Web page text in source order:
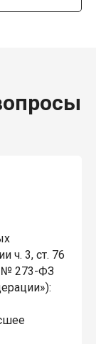
ч. 3, ст. 76
№ 273-ФЗ